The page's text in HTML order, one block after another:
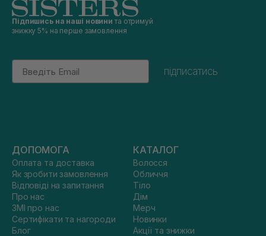
Підпишись на наші новини та отримуй
знижку 5% на перше замовлення
Email
підписатись
ДОПОМОГА
Оплата та доставка
Як зробити замовлення
Відповіді на запитання
Про нас
ЗМІ про нас
Сертифікати та нагороди
Блог
КАТАЛОГ
Волосся
Обличчя
Тіло
Дім
Мерч
Новинки
Акції та знижки